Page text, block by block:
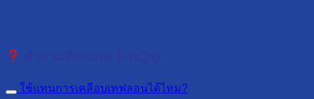
ใช้แทนการเคลือบเทฟลอนได้ไหม?